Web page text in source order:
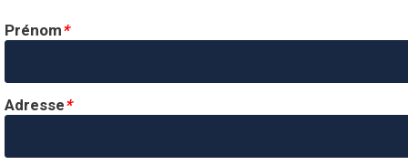
Prénom*
Adresse*